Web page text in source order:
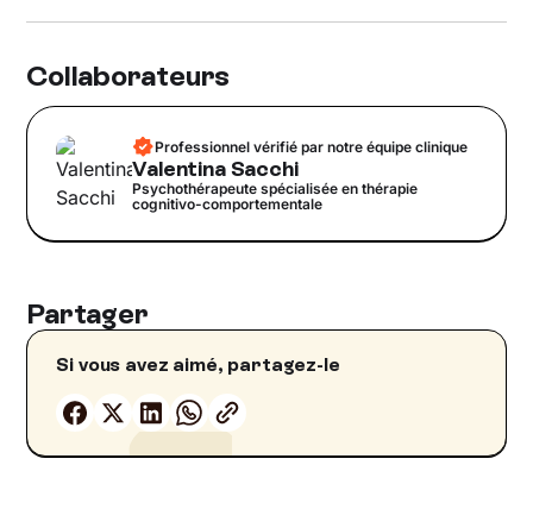
Collaborateurs
Professionnel vérifié par notre équipe clinique
Valentina Sacchi
Psychothérapeute spécialisée en thérapie
cognitivo-comportementale
Partager
Si vous avez aimé, partagez-le